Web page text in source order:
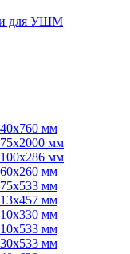
для УШМ
мм
мм
мм
мм
мм
мм
мм
мм
мм